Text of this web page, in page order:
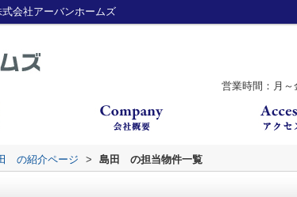
会社アーバンホームズ
営業時間：月～
の紹介ページ > 島田 の担当物件一覧